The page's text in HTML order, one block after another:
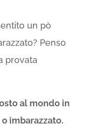
un pò
Penso
provata
al mondo in
imbarazzato.